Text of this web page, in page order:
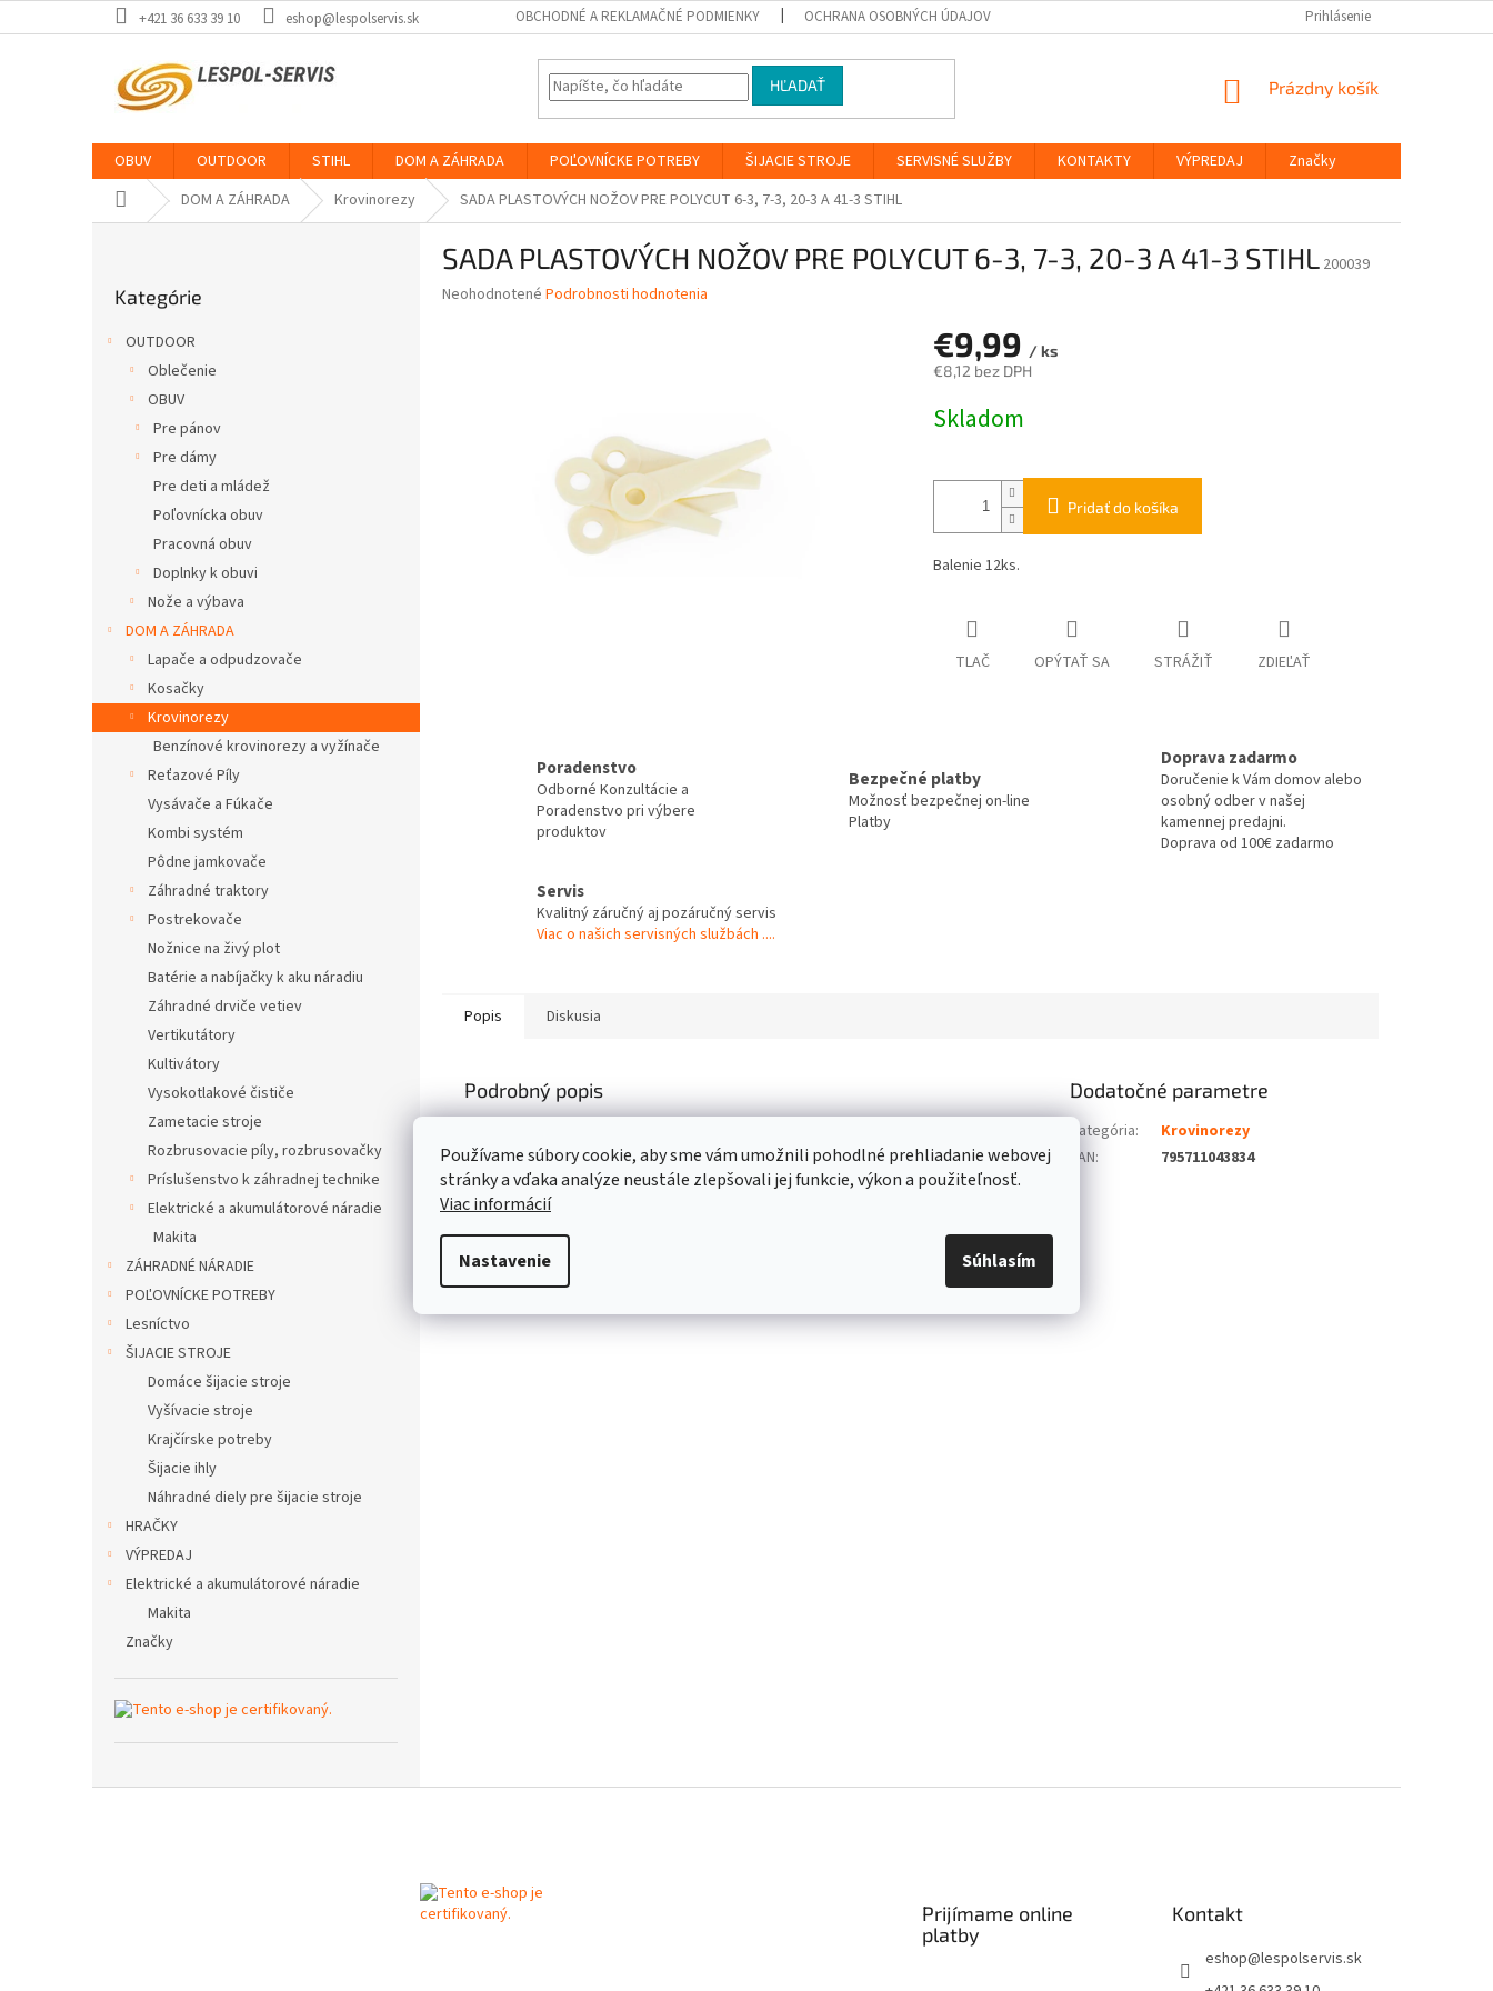
Používame súbory cookie, aby sme vám umožnili pohodlné prehliadanie webovej
stránky a vďaka analýze neustále zlepšovali jej funkcie, výkon a použiteľnosť.
Viac informácií
Nastavenie Súhlasím
na
+421 36 633 39 10 eshop@lespolservis.sk OBCHODNÉ A REKLAMAČNÉ PODMIENKY OCHRANA OSOBNÝCH ÚDAJOV Prihlásenie
HĽADAŤ
NÁKUPNÝ
Prázdny košík
OBUV OUTDOOR STIHL DOM A ZÁHRADA POĽOVNÍCKE POTREBY ŠIJACIE STROJE SERVISNÉ SLUŽBY KONTAKTY VÝPREDAJ
Značky
DomovDOM A ZÁHRADA Krovinorezy SADA PLASTOVÝCH NOŽOV PRE POLYCUT 6-3, 7-3, 20-3 A 41-3 STIHL
kategórie
Kategórie
OUTDOOR
Oblečenie
OBUV
Pre pánov
Pre dámy
Pre deti a mládež
Poľovnícka obuv
Pracovná obuv
Doplnky k obuvi
Nože a výbava
DOM A ZÁHRADA
Lapače a odpudzovače
Kosačky
Krovinorezy
Benzínové krovinorezy a vyžínače
Reťazové Píly
Vysávače a Fúkače
Kombi systém
Pôdne jamkovače
Záhradné traktory
Postrekovače
Nožnice na živý plot
Batérie a nabíjačky k aku náradiu
Záhradné drviče vetiev
Vertikutátory
Kultivátory
Vysokotlakové čističe
Zametacie stroje
Rozbrusovacie píly, rozbrusovačky
Príslušenstvo k záhradnej technike
Elektrické a akumulátorové náradie
Makita
ZÁHRADNÉ NÁRADIE
POĽOVNÍCKE POTREBY
Lesníctvo
ŠIJACIE STROJE
Domáce šijacie stroje
Vyšívacie stroje
Krajčírske potreby
Šijacie ihly
Náhradné diely pre šijacie stroje
HRAČKY
VÝPREDAJ
Elektrické a akumulátorové náradie
Makita
Značky
SADA PLASTOVÝCH NOŽOV PRE POLYCUT 6-3, 7-3, 20-3 A 41-3 STIHL 200039
Priemerné
Neohodnotené Podrobnosti hodnotenia
€9,99 / ks
€8,12 bez DPH
cena:
Skladom
Pridať do košíka
Balenie 12ks.
TLAČ OPÝTAŤ SA STRÁŽIŤ ZDIEĽAŤ
Poradenstvo
Odborné Konzultácie a
Poradenstvo pri výbere
produktov
Bezpečné platby
Možnosť bezpečnej on-line
Platby
Doprava zadarmo
Doručenie k Vám domov alebo
osobný odber v našej
kamennej predajni.
Doprava od 100€ zadarmo
Servis
Kvalitný záručný aj pozáručný servis
Viac o našich servisných službách ....
Popis Diskusia
Podrobný popis Dodatočné parametre
Kategória:
Krovinorezy
EAN: 795711043834
Prijímame online
platby
Kontakt
eshop@lespolservis.sk